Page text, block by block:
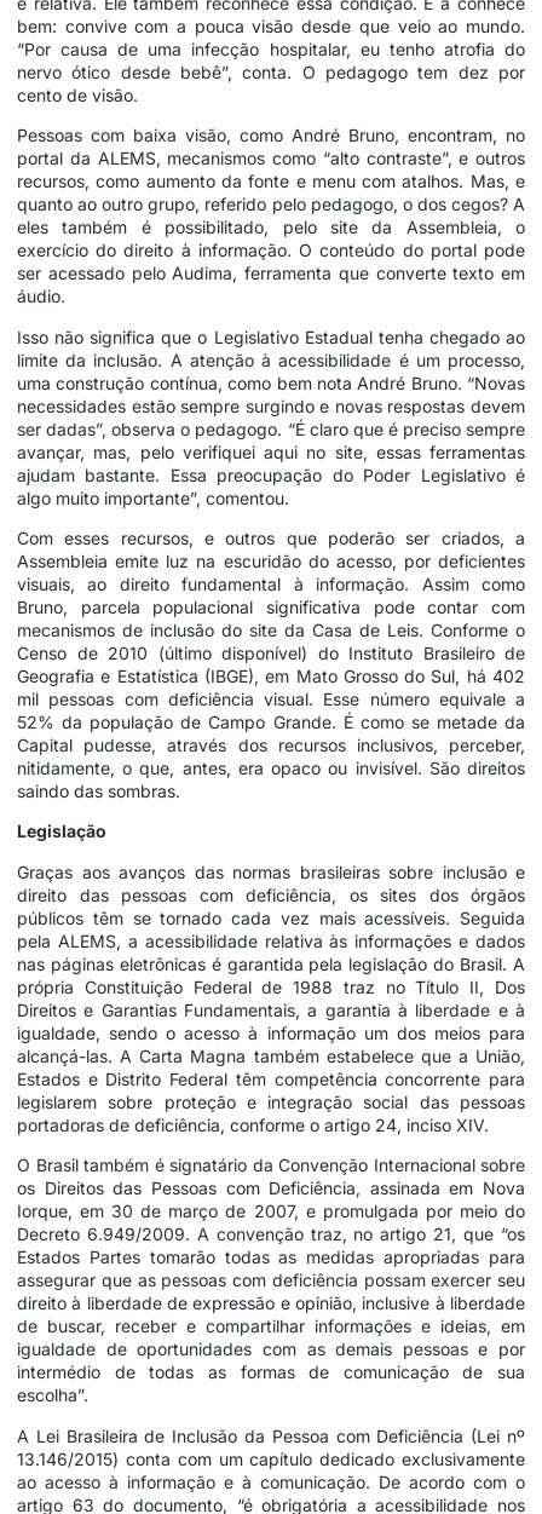
bem: convive com a pouca visão desde que veio ao mundo.
“Por causa de uma infecção hospitalar, eu tenho atrofia do
nervo ótico desde bebê”, conta. O pedagogo tem dez por
cento de visão.
Pessoas com baixa visão, como André Bruno, encontram, no
portal da ALEMS, mecanismos como “alto contraste”, e outros
recursos, como aumento da fonte e menu com atalhos. Mas, e
quanto ao outro grupo, referido pelo pedagogo, o dos cegos? A
eles também é possibilitado, pelo site da Assembleia, o
exercício do direito à informação. O conteúdo do portal pode
ser acessado pelo Audima, ferramenta que converte texto em
áudio.
Isso não significa que o Legislativo Estadual tenha chegado ao
limite da inclusão. A atenção à acessibilidade é um processo,
uma construção contínua, como bem nota André Bruno. “Novas
necessidades estão sempre surgindo e novas respostas devem
ser dadas”, observa o pedagogo. “É claro que é preciso sempre
avançar, mas, pelo verifiquei aqui no site, essas ferramentas
ajudam bastante. Essa preocupação do Poder Legislativo é
algo muito importante”, comentou.
Com esses recursos, e outros que poderão ser criados, a
Assembleia emite luz na escuridão do acesso, por deficientes
visuais, ao direito fundamental à informação. Assim como
Bruno, parcela populacional significativa pode contar com
mecanismos de inclusão do site da Casa de Leis. Conforme o
Censo de 2010 (último disponível) do Instituto Brasileiro de
Geografia e Estatística (IBGE), em Mato Grosso do Sul, há 402
mil pessoas com deficiência visual. Esse número equivale a
52% da população de Campo Grande. É como se metade da
Capital pudesse, através dos recursos inclusivos, perceber,
nitidamente, o que, antes, era opaco ou invisível. São direitos
saindo das sombras.
Legislação
Graças aos avanços das normas brasileiras sobre inclusão e
direito das pessoas com deficiência, os sites dos órgãos
públicos têm se tornado cada vez mais acessíveis. Seguida
pela ALEMS, a acessibilidade relativa às informações e dados
nas páginas eletrônicas é garantida pela legislação do Brasil. A
própria Constituição Federal de 1988 traz no Título II, Dos
Direitos e Garantias Fundamentais, a garantia à liberdade e à
igualdade, sendo o acesso à informação um dos meios para
alcançá-las. A Carta Magna também estabelece que a União,
Estados e Distrito Federal têm competência concorrente para
legislarem sobre proteção e integração social das pessoas
portadoras de deficiência, conforme o artigo 24, inciso XIV.
O Brasil também é signatário da Convenção Internacional sobre
os Direitos das Pessoas com Deficiência, assinada em Nova
Iorque, em 30 de março de 2007, e promulgada por meio do
Decreto 6.949/2009. A convenção traz, no artigo 21, que “os
Estados Partes tomarão todas as medidas apropriadas para
assegurar que as pessoas com deficiência possam exercer seu
direito à liberdade de expressão e opinião, inclusive à liberdade
de buscar, receber e compartilhar informações e ideias, em
igualdade de oportunidades com as demais pessoas e por
intermédio de todas as formas de comunicação de sua
escolha”.
A Lei Brasileira de Inclusão da Pessoa com Deficiência (Lei nº
13.146/2015) conta com um capítulo dedicado exclusivamente
ao acesso à informação e à comunicação. De acordo com o
artigo 63 do documento, “é obrigatória a acessibilidade nos